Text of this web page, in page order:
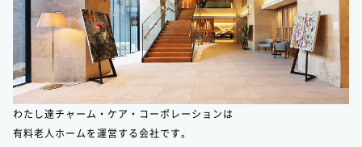
わたし達チャーム・ケア・コーポレーションは
有料老人ホームを運営する会社です。